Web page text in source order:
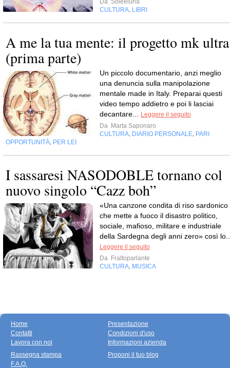
Da Soleeluna
CULTURA, LIBRI
A me la tua mente: il progetto mk ultra
(prima parte)
Un piccolo documentario, anzi meglio
una denuncia sulla manipolazione
mentale made in Italy. Preparai questi
video tempo addietro e poi li lasciai
decantare... Leggere il seguito
Da Marta Saponaro
CULTURA, DIARIO PERSONALE, PARI
OPPORTUNITÀ, PER LEI
I sassaresi NASODOBLE tornano col
nuovo singolo “Cazz boh”
«Una canzone condita di riso sardonico
che mette a fuoco il disastro politico,
sociale, mafioso, militare e industriale
della Sardegna degli anni zero» così
Leggere il seguito
Da Fraltoparlante
CULTURA, MUSICA
Home
Contatti
Lavora con noi
Presentazione
Condizioni d'uso
Informazioni azienda
Rassegna stampa
F.A.Q.
Proponi il tuo blog